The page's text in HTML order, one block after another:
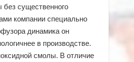
существенного
компании специально
динамика он
в производстве.
смолы. В отличие